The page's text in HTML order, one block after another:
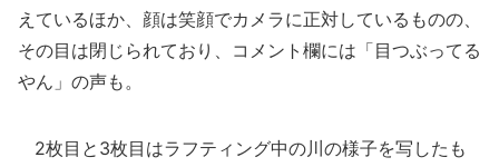
えているほか、顔は笑顔でカメラに正対しているものの、
その目は閉じられており、コメント欄には「目つぶってる
やん」の声も。
2枚目と3枚目はラフティング中の川の様子を写したも